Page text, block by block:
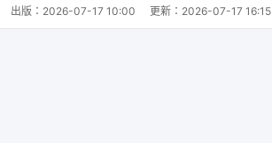
出版： 2026-07-17 10:00 更新： 2026-07-17 16:15